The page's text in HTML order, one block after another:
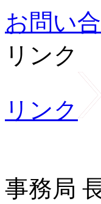
お問い
リンク
リンク
事務局